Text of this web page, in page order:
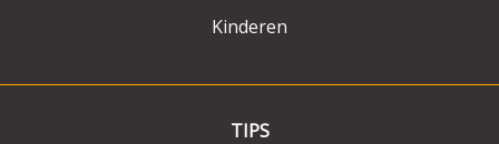
Kinderen
TIPS